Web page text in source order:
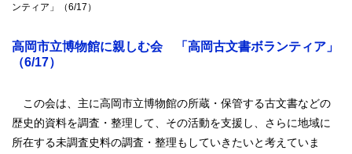
ンティア」（6/17）
高岡市立博物館に親しむ会 「高岡古文書ボランティア」
（6/17）
この会は、主に高岡市立博物館の所蔵・保管する古文書などの
歴史的資料を調査・整理して、その活動を支援し、さらに地域に
所在する未調査史料の調査・整理もしていきたいと考えていま